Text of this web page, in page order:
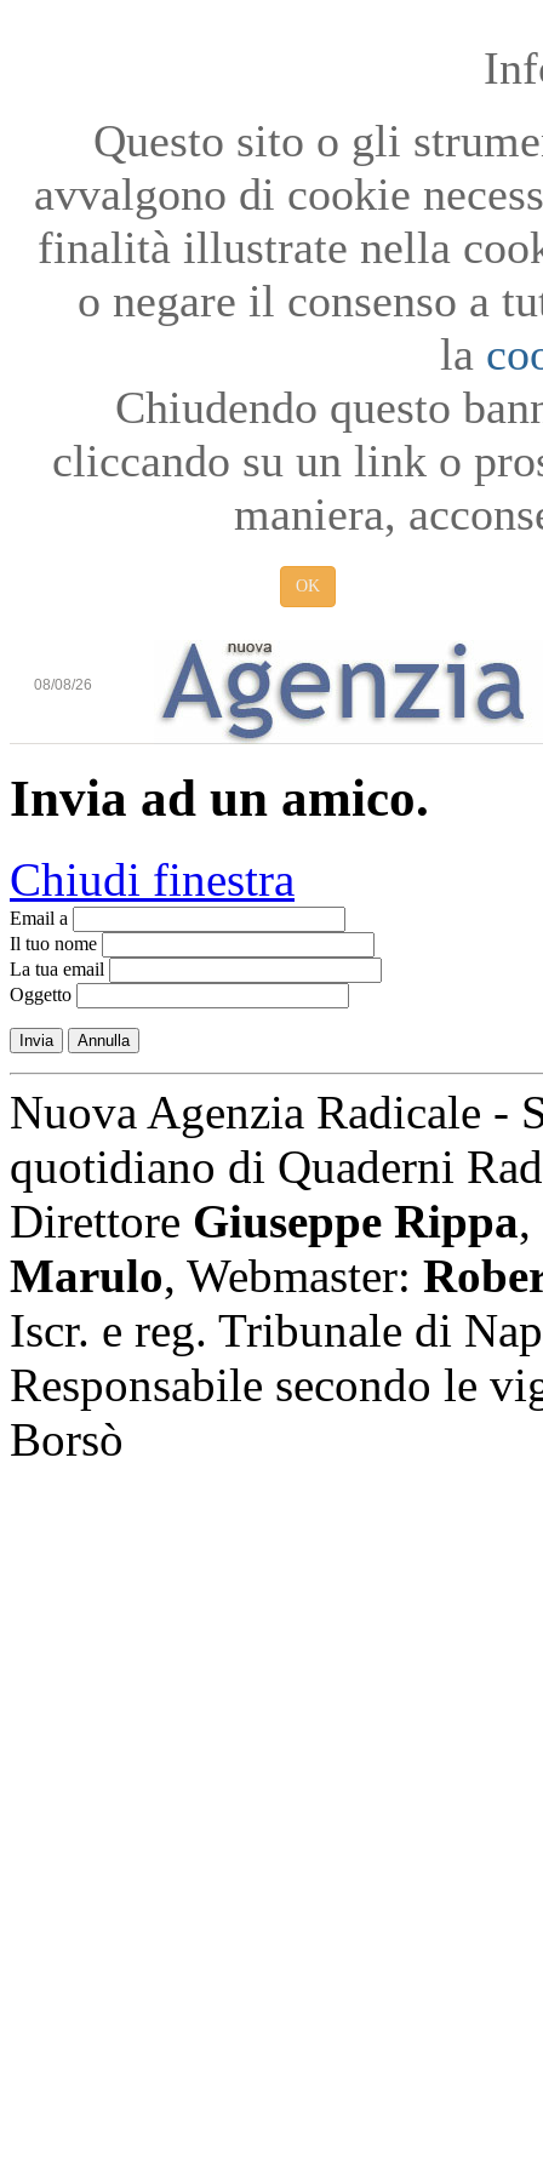
Questo sito o gli
avvalgono di cookie
finalità illustrate nella
o negare il consenso a
la
Chiudendo questo
cliccando su un link o
maniera,
OK
08/08/26
Invia ad un amico.
Chiudi finestra
Email a
Il tuo nome
La tua email
Oggetto
Invia Annulla
Nuova Agenzia Radicale -
quotidiano di Quaderni
Direttore Giuseppe Rippa,
Marulo, Webmaster:
Iscr. e reg. Tribunale di
Responsabile secondo le
Borsò